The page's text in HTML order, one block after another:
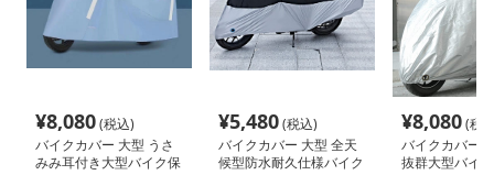
¥8,080(税込)
バイクカバー 大型 うさ
みみ耳付き大型バイク保
¥5,480(税込)
バイクカバー 大型 全天
候型防水耐久仕様バイク
¥8,080(税
バイクカバー
抜群大型バイ